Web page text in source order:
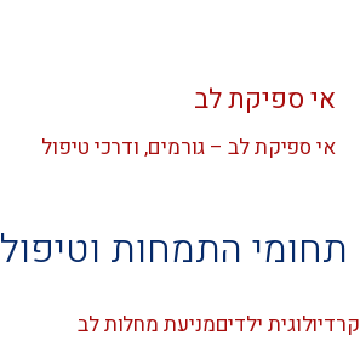
אי ספיקת לב
אי ספיקת לב – גורמים, ודרכי טיפול
תחומי התמחות וטיפול
קרדיולוגית ילדיםמניעת מחלות לב